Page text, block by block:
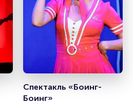
Спектакль «Боинг-
Боинг»